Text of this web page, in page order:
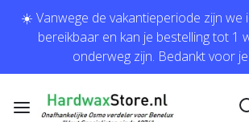
☀️ Vanwege de vakantieperiode zijn we
bereikbaar en kan je bestelling tot 1
onderweg zijn. Bedankt voor